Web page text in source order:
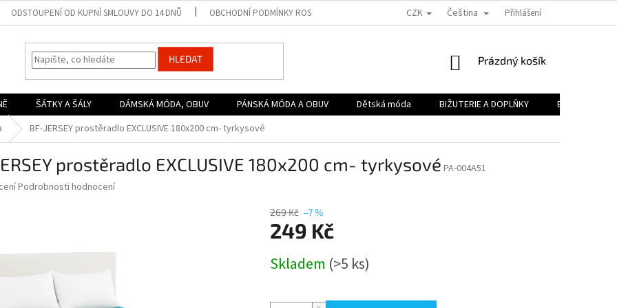
ODSTOUPENÍ OD KUPNÍ SMLOUVY DO 14 DNŮ OBCHODNÍ PODMÍNKY ROSH A.S. PODMÍNKY OCHRANY OSOBNÍCH ÚDAJŮ OBJEMOVÉ SLEVY
CZK Čeština Přihlášení
HLEDAT
NÁKUPNÍ
Prázdný košík
ŠÁTKY A ŠÁLY DÁMSKÁ MÓDA, OBUV PÁNSKÁ MÓDA A OBUV Dětská móda BIŽUTERIE A DOPLŇKY
BAZAR 🔥
BF-JERSEY prostěradlo EXCLUSIVE 180x200 cm- tyrkysové
prostěradlo EXCLUSIVE 180x200 cm- tyrkysové PA-004A51
Podrobnosti hodnocení
269 Kč –7 %
249 Kč
cena:
Skladem (>5 ks)